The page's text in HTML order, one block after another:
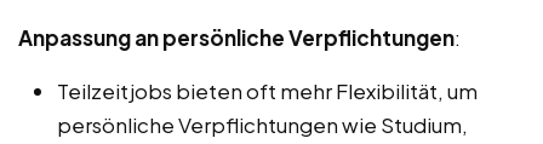
Anpassung an persönliche Verpflichtungen:
Teilzeitjobs bieten oft mehr Flexibilität, um
persönliche Verpflichtungen wie Studium,